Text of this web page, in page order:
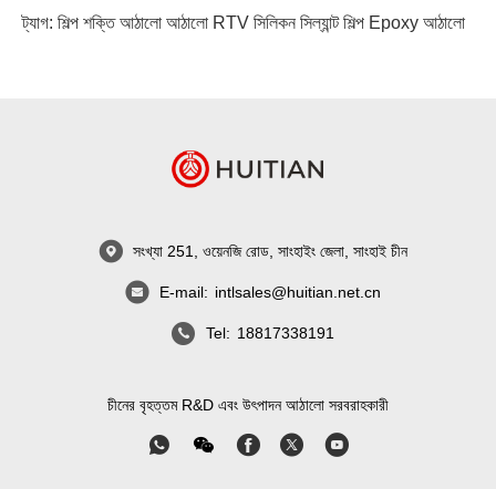
ট্যাগ: শিল্প শক্তি আঠালো আঠালো RTV সিলিকন সিল্যান্ট শিল্প Epoxy আঠালো
সংখ্যা 251, ওয়েনজি রোড, সাংহাইং জেলা, সাংহাই চীন
E-mail: intlsales@huitian.net.cn
Tel: 18817338191
চীনের বৃহত্তম R&D এবং উৎপাদন আঠালো সরবরাহকারী